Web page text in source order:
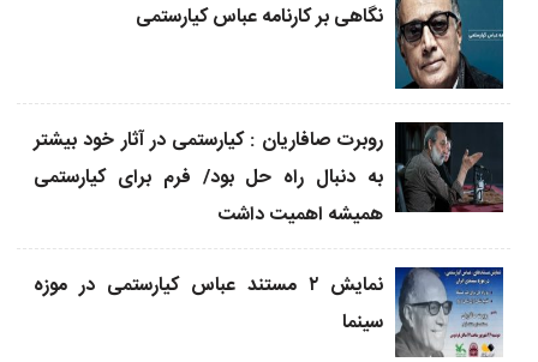
نگاهی بر کارنامه عباس کیارستمی
روبرت صافاریان : کیارستمی در آثار خود بیشتر
به دنبال راه حل بود/ فرم برای کیارستمی
همیشه اهمیت داشت
نمایش ۲ مستند عباس کیارستمی در موزه
سینما